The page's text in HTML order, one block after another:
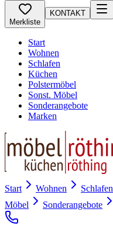
Merkliste
KONTAKT
Start
Wohnen
Schlafen
Küchen
Polstermöbel
Sonst. Möbel
Sonderangebote
Marken
Start Wohnen Schlafen
Möbel
Sonderangebote